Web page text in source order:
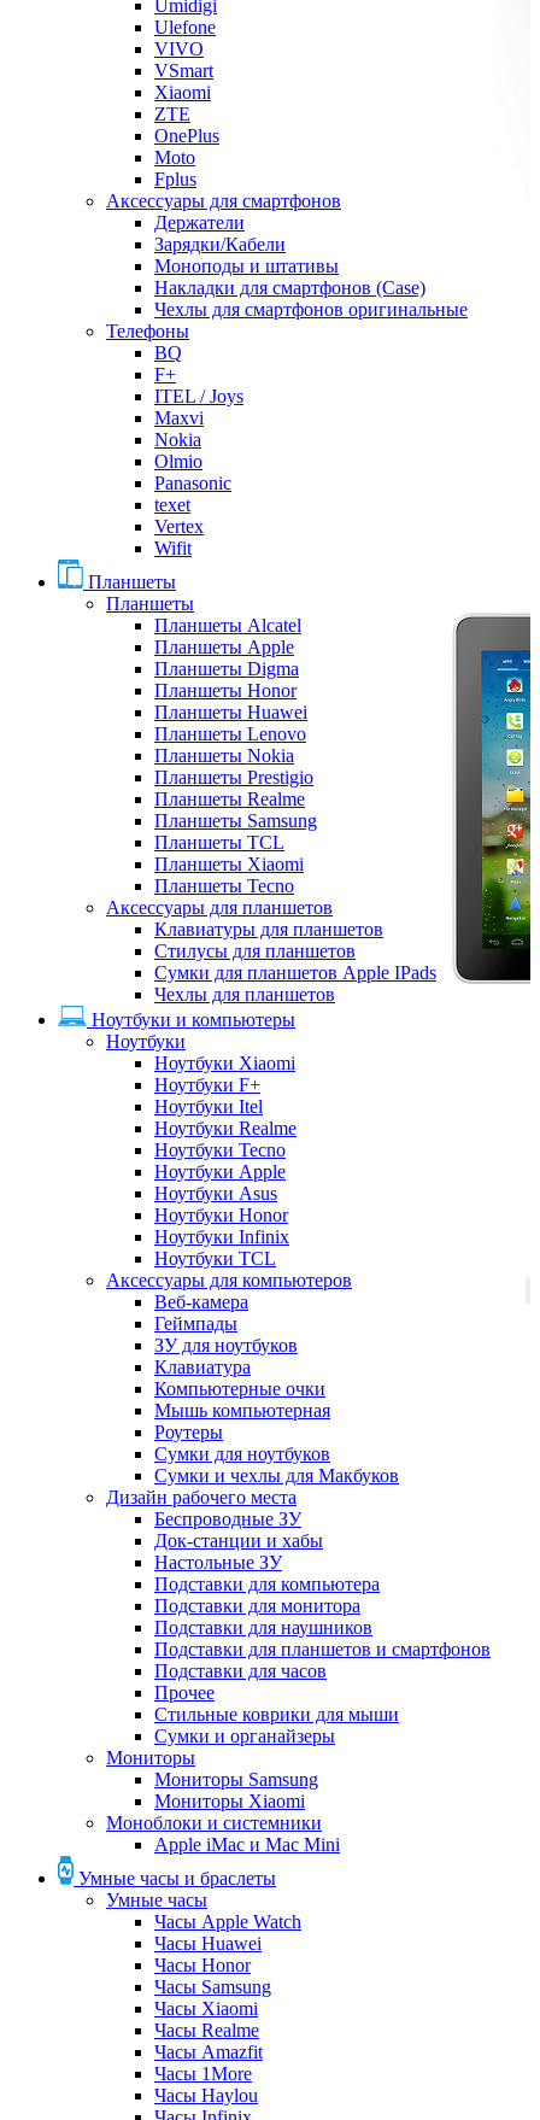
Umidigi
Ulefone
VIVO
VSmart
Xiaomi
ZTE
OnePlus
Moto
Fplus
Аксессуары для смартфонов
Держатели
Зарядки/Кабели
Моноподы и штативы
Накладки для смартфонов (Case)
Чехлы для смартфонов оригинальные
Телефоны
BQ
F+
ITEL / Joys
Maxvi
Nokia
Olmio
Panasonic
texet
Vertex
Wifit
Планшеты
Планшеты
Планшеты Alcatel
Планшеты Apple
Планшеты Digma
Планшеты Honor
Планшеты Huawei
Планшеты Lenovo
Планшеты Nokia
Планшеты Prestigio
Планшеты Realme
Планшеты Samsung
Планшеты TCL
Планшеты Xiaomi
Планшеты Tecno
Аксессуары для планшетов
Клавиатуры для планшетов
Стилусы для планшетов
Сумки для планшетов Apple IPads
Чехлы для планшетов
Ноутбуки и компьютеры
Ноутбуки
Ноутбуки Xiaomi
Ноутбуки F+
Ноутбуки Itel
Ноутбуки Realme
Ноутбуки Tecno
Ноутбуки Apple
Ноутбуки Asus
Ноутбуки Honor
Ноутбуки Infinix
Ноутбуки TCL
Аксессуары для компьютеров
Веб-камера
Геймпады
ЗУ для ноутбуков
Клавиатура
Компьютерные очки
Мышь компьютерная
Роутеры
Сумки для ноутбуков
Сумки и чехлы для Макбуков
Дизайн рабочего места
Беспроводные ЗУ
Док-станции и хабы
Настольные ЗУ
Подставки для компьютера
Подставки для монитора
Подставки для наушников
Подставки для планшетов и смартфонов
Подставки для часов
Прочее
Стильные коврики для мыши
Сумки и органайзеры
Мониторы
Мониторы Samsung
Мониторы Xiaomi
Моноблоки и системники
Apple iMac и Mac Mini
Умные часы и браслеты
Умные часы
Часы Apple Watch
Часы Huawei
Часы Honor
Часы Samsung
Часы Xiaomi
Часы Realme
Часы Amazfit
Часы 1More
Часы Haylou